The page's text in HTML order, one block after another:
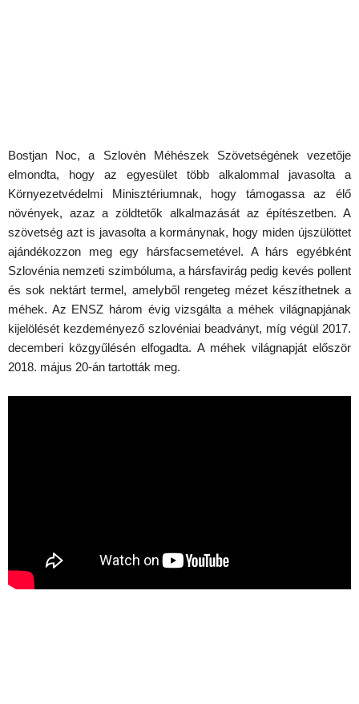
Bostjan Noc, a Szlovén Méhészek Szövetségének vezetője
elmondta, hogy az egyesület több alkalommal javasolta a
Környezetvédelmi Minisztériumnak, hogy támogassa az élő
növények, azaz a zöldtetők alkalmazását az építészetben. A
szövetség azt is javasolta a kormánynak, hogy miden újszülöttet
ajándékozzon meg egy hársfacsemetével. A hárs egyébként
Szlovénia nemzeti szimbóluma, a hársfavirág pedig kevés pollent
és sok nektárt termel, amelyből rengeteg mézet készíthetnek a
méhek. Az ENSZ három évig vizsgálta a méhek világnapjának
kijelölését kezdeményező szlovéniai beadványt, míg végül 2017.
decemberi közgyűlésén elfogadta. A méhek világnapját először
2018. május 20-án tartották meg.